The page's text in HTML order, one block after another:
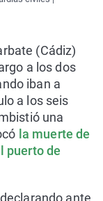
(Cádiz)
a los dos
iban a
a los seis
una
la muerte de
puerto de
ante